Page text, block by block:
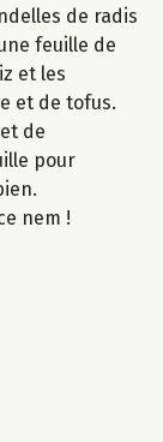
de radis
feuille de
et les
et de tofus.
de
pour
nem !